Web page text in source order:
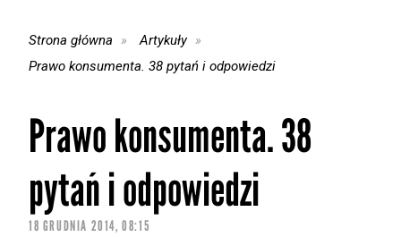
Strona główna
Artykuły
Prawo konsumenta. 38 pytań i odpowiedzi
Prawo konsumenta. 38
pytań i odpowiedzi
18 GRUDNIA 2014, 08:15